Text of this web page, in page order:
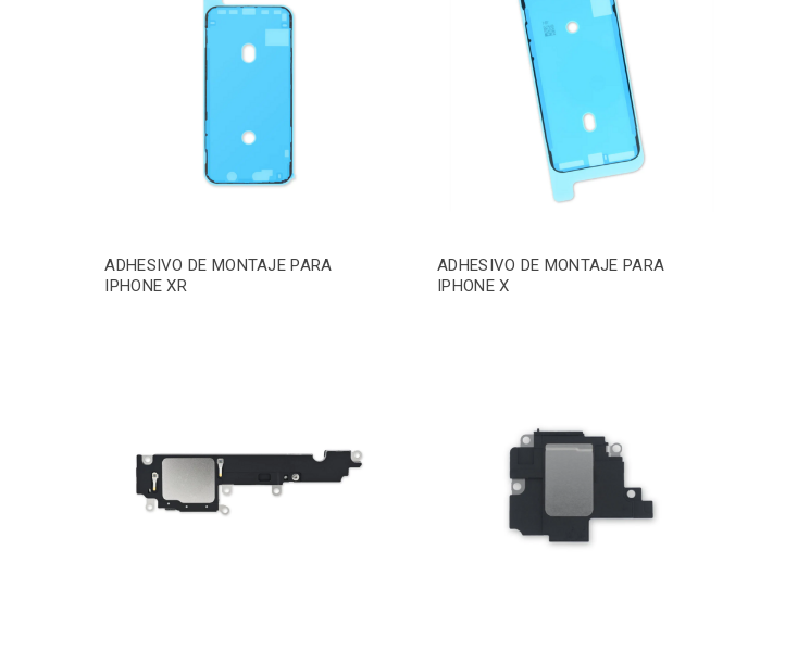
ADHESIVO DE MONTAJE PARA
IPHONE XR
ADHESIVO DE MONTAJE PARA
IPHONE X